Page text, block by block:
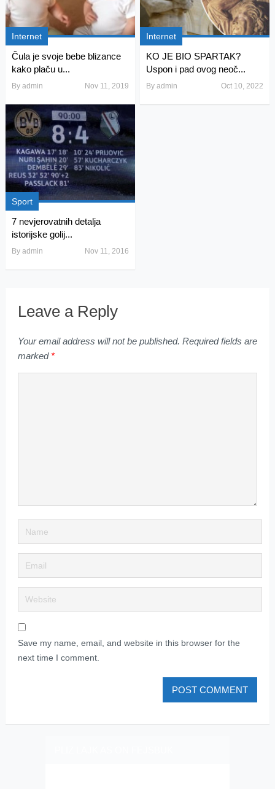
Internet
Čula je svoje bebe blizance
kako plaču u...
By admin Nov 11, 2019
Internet
KO JE BIO SPARTAK?
Uspon i pad ovog neoč...
Byadmin Oct 10, 2022
Sport
7 nevjerovatnih detalja
istorijske golij...
By admin Nov 11, 2016
Leave a Reply
Your email address will not be published. Required fields are
marked *
Save my name, email, and website in this browser for the
next time I comment.